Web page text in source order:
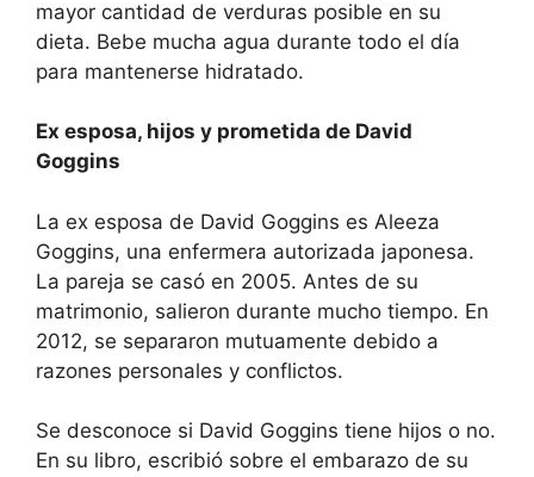
mayor cantidad de verduras posible en su
dieta. Bebe mucha agua durante todo el día
para mantenerse hidratado.
Ex esposa, hijos y prometida de David
Goggins
La ex esposa de David Goggins es Aleeza
Goggins, una enfermera autorizada japonesa.
La pareja se casó en 2005. Antes de su
matrimonio, salieron durante mucho tiempo. En
2012, se separaron mutuamente debido a
razones personales y conflictos.
Se desconoce si David Goggins tiene hijos o no.
En su libro, escribió sobre el embarazo de su